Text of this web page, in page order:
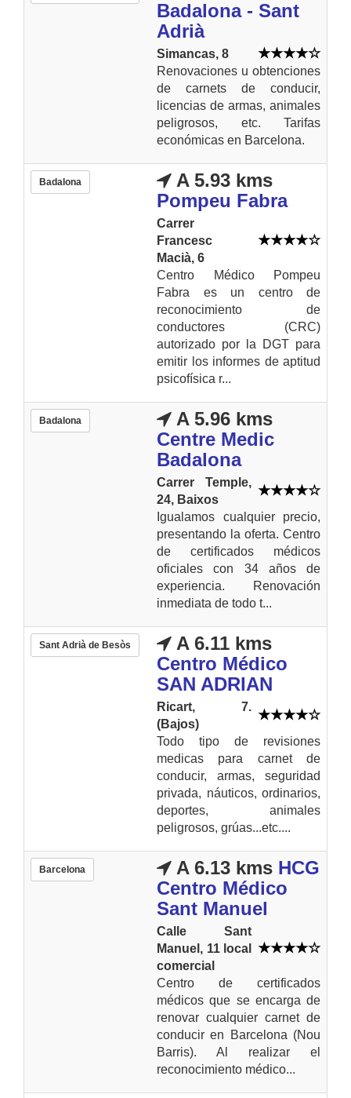
Badalona - Sant
Adrià
Simancas, 8
Renovaciones u obtenciones
de carnets de conducir,
licencias de armas, animales
peligrosos, etc. Tarifas
económicas en Barcelona.
Badalona
A 5.93 kms
Pompeu Fabra
Carrer
Francesc
Macià, 6
Centro Médico Pompeu
Fabra es un centro de
reconocimiento de
conductores (CRC)
autorizado por la DGT para
emitir los informes de aptitud
psicofísica r...
Badalona
A 5.96 kms
Centre Medic
Badalona
Carrer Temple,
24, Baixos
Igualamos cualquier precio,
presentando la oferta. Centro
de certificados médicos
oficiales con 34 años de
experiencia. Renovación
inmediata de todo t...
Sant Adrià de Besòs
A 6.11 kms
Centro Médico
SAN ADRIAN
Ricart, 7.
(Bajos)
Todo tipo de revisiones
medicas para carnet de
conducir, armas, seguridad
privada, náuticos, ordinarios,
deportes, animales
peligrosos, grúas...etc....
Barcelona A 6.13 kms HCG
Centro Médico
Sant Manuel
Calle Sant
Manuel, 11 local
comercial
Centro de certificados
médicos que se encarga de
renovar cualquier carnet de
conducir en Barcelona (Nou
Barris). Al realizar el
reconocimiento médico...